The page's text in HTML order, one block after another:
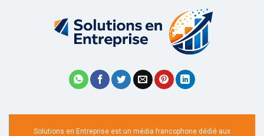
Solutions en Entreprise est un média francophone dédié aux